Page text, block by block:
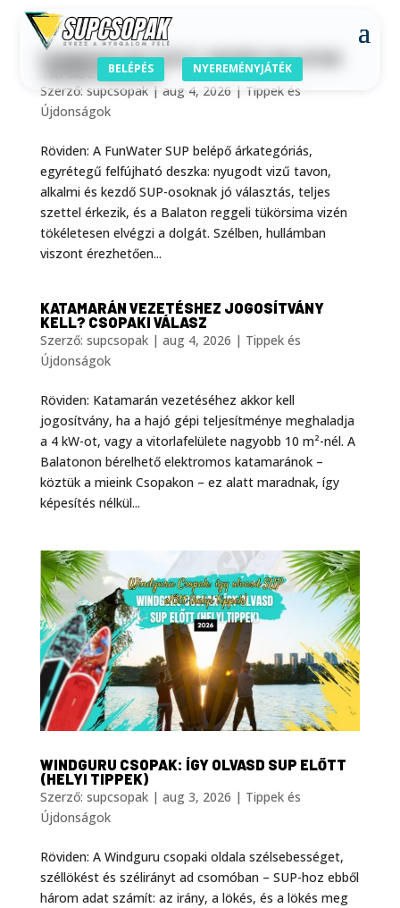
BELÉPÉS NYEREMÉNYJÁTÉK
FUNWATER SUP TESZT: MEGÉRI? BALATONI
TAPASZTALATOK
Szerző:supcsopak| aug 4, 2026 | Tippek és
Újdonságok
Röviden: A FunWater SUP belépő árkategóriás,
egyrétegű felfújható deszka: nyugodt vizű tavon,
alkalmi és kezdő SUP-osoknak jó választás, teljes
szettel érkezik, és a Balaton reggeli tükörsima vizén
tökéletesen elvégzi a dolgát. Szélben, hullámban
viszont érezhetően...
KATAMARÁN VEZETÉSHEZ JOGOSÍTVÁNY
KELL? CSOPAKI VÁLASZ
Szerző: supcsopak| aug 4, 2026 | Tippek és
Újdonságok
Röviden: Katamarán vezetéséhez akkor kell
jogosítvány, ha a hajó gépi teljesítménye meghaladja
a 4 kW-ot, vagy a vitorlafelülete nagyobb 10 m²-nél. A
Balatonon bérelhető elektromos katamaránok –
köztük a mieink Csopakon – ez alatt maradnak, így
képesítés nélkül...
WINDGURU CSOPAK: ÍGY OLVASD SUP ELŐTT
(HELYI TIPPEK)
Szerző: supcsopak| aug 3, 2026 | Tippek és
Újdonságok
Röviden: A Windguru csopaki oldala szélsebességet,
széllökést és szélirányt ad csomóban – SUP-hoz ebből
három adat számít: az irány, a lökés, és a lökés meg